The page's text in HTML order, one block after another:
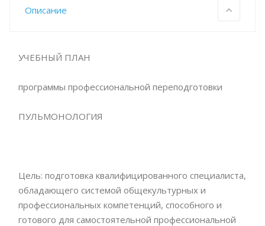
Описание
УЧЕБНЫЙ ПЛАН
программы профессиональной переподготовки
ПУЛЬМОНОЛОГИЯ
Цель: подготовка квалифицированного специалиста,
обладающего системой общекультурных и
профессиональных компетенций, способного и
готового для самостоятельной профессиональной